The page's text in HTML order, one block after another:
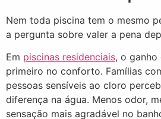
Nem toda piscina tem o mesmo
a pergunta sobre valer a pena
Em piscinas residenciais, o ganho
primeiro no conforto. Famílias
pessoas sensíveis ao cloro
diferença na água. Menos odor,
sensação mais agradável no